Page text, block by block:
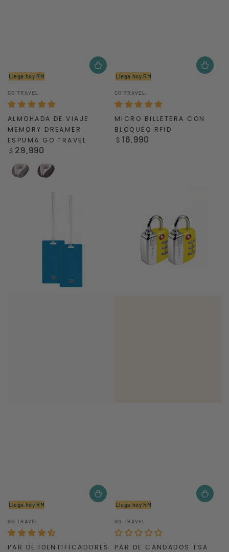
Llega hoy RM
Vendedor:
GO TRAVEL
ALMOHADA DE VIAJE
MEMORY DREAMER
ESPUMA GO TRAVEL
Precio
$ 29.990
Grey Blue
Llega hoy RM
Vendedor:
GO TRAVEL
MICRO BILLETERA CON
BLOQUEO RFID
Precio
$ 16.990
Llega hoy RM
Vendedor:
GO TRAVEL
PAR DE IDENTIFICADORES
Llega hoy RM
Vendedor:
GO TRAVEL
PAR DE CANDADOS TSA